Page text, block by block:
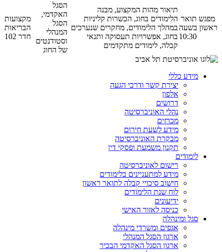
ראשון בשעה
תיאור מהות המקצוע, מבנה
הלימודים בחוג, הכשרות קליניות
במהלך הלימודים, מחקרים שנערכים
בחוג, אפשרויות תעסוקה ותנאי
קבלה, לימודים מתקדמים
הסגל
האקדמי,
הסגל
המנהלי
וסטודנטים
של החוג
מקצועות
הבריאות
חדר 102
מידע כללי
יצירת קשר ודרכי הגעה
אלפון
דרושים
נהלי האוניברסיטה
מכרזים
מידע לשעת חירום
מבקרת האוניברסיטה
תקנון משמעת ופסקי דין
לימודים
רישום לאוניברסיטה
מידע למתעניינים בלימודים
חישוב סיכויי קבלה לתואר ראשון
לוח שנת הלימודים
ידיעונים
כניסה לאזור האישי
סגל ומינהלה
אגפים ומשרדי מינהלה
ארגון הסגל המנהלי
ארגון הסגל האקדמי הבכיר